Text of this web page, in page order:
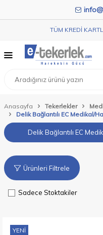
TÜM KREDİ
Anasayfa Tekerlekler
Delik Bağlantılı EC Medikal/
Delik Bağlantılı EC
Ürünleri Filtrele
Sadece Stoktakiler
YENI